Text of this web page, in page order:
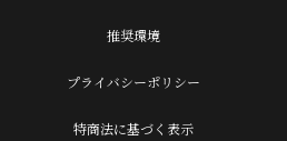
推奨環境
プライバシーポリシー
特商法に基づく表示